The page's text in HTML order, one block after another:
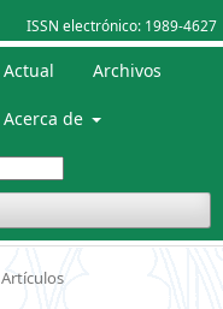
ISSN electrónico: 1989-4627
Actual Archivos
Acerca de
Artículos